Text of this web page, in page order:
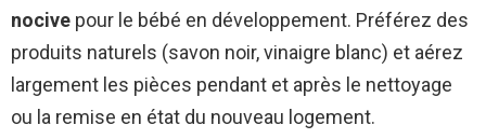
nocive pour le bébé en développement. Préférez des
produits naturels (savon noir, vinaigre blanc) et aérez
largement les pièces pendant et après le nettoyage
ou la remise en état du nouveau logement.